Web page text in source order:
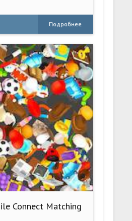
Подробнее
Connect Matching